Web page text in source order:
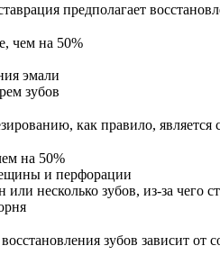
предполагает
чем на 50%
эмали
зубов
как правило, является
на 50%
и перфорации
несколько зубов, из-за чего
зубов зависит от